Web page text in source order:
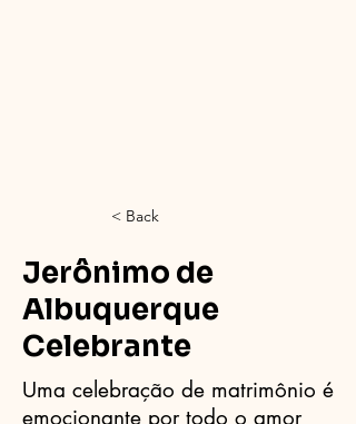
< Back
Jerônimo de
Albuquerque
Celebrante
Uma celebração de matrimônio é
emocionante por todo o amor